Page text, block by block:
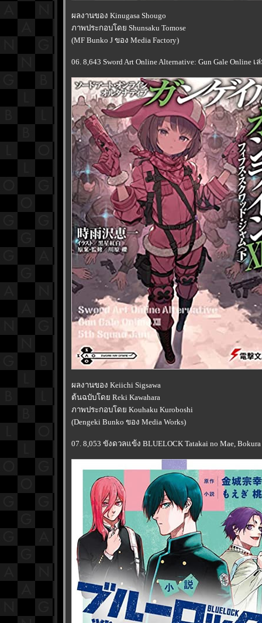
ผลงานของ Kinugasa Shougo
ภาพประกอบโดย Shunsaku Tomose
(MF Bunko J ของ Media Factory)
06. 8,643 Sword Art Online Alternative: Gun Gale Online เ
ผลงานของ Keiichi Sigsawa
ต้นฉบับโดย Reki Kawahara
ภาพประกอบโดย Kouhaku Kuroboshi
(Dengeki Bunko ของ Media Works)
07. 8,053 ขังดวลแข้ง BLUELOCK Tatakai no Mae,